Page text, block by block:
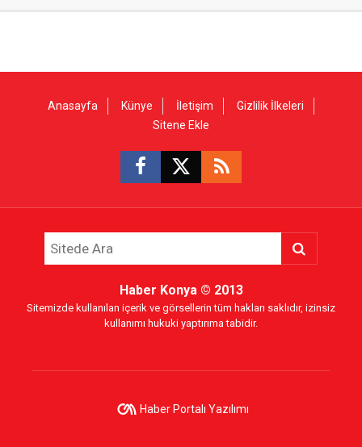
Anasayfa Künye İletişim
Gizlilik İlkeleri
Sitene Ekle
Haber Konya© 2013
Sitemizde kullanılan içerik ve görsellerin tüm hakları saklıdır, izinsiz
kullanımı hukuki yaptırıma tabidir.
Haber Portalı Yazılımı